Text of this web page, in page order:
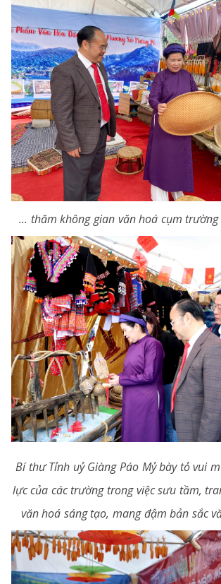
... thăm không gian văn hoá cụm
Bí thư Tỉnh uỷ Giàng Páo Mỷ bày tỏ vui
lực của các trường trong việc sưu tầm,
văn hoá sáng tạo, mang đậm bản sắc